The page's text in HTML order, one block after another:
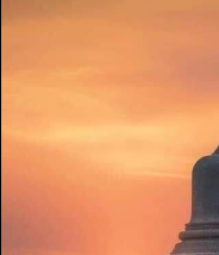
ြန်မာနိုင်ငံ ရခိုင်ပြည်နယ်
င်ရာ အရေးပါသော မြို့
ေသခွဲတစ်ခုဖြစ်သည့် မြ
ြစ်သည်။ ၁၄၃၀ မှ ၁၇၈၅
ြို့တော်ဖြစ်ခဲ့ပြီး အရေး
ြစ်သည်။